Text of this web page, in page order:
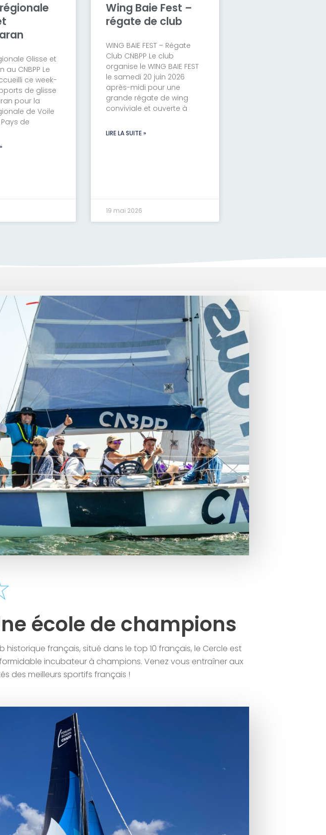
Glisse et
CNBPP Le
ce week-
de glisse
pour la
de Voile
de
Wing Baie Fest –
régate de club
WING BAIE FEST – Régate
Club CNBPP Le club
organise le WING BAIE FEST
le samedi 20 juin 2026
après-midi pour une
grande régate de wing
conviviale et ouverte à
LIRE LA SUITE »
19 mai 2026
école de champions
historique français, situé dans le top 10 français, le Cercle est
incubateur à champions. Venez vous entraîner aux
des meilleurs sportifs français !